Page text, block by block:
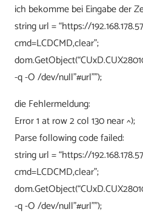
ich bekomme bei Eingabe der
string url = “https://
cmd=LCDCMD,clear”;
-q -O /dev/null”#url””);
die Fehlermeldung:
Error 1 at row 2 col 130 near ^);
Parse following code failed:
string url = “https://
cmd=LCDCMD,clear”;
-q -O /dev/null”#url””);